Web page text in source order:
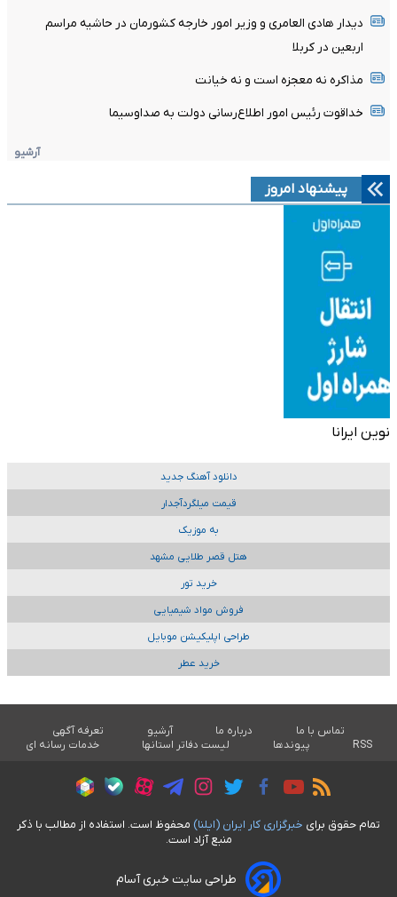
دیدار هادی العامری و وزیر امور خارجه کشورمان در حاشیه مراسم
اربعین در کربلا
مذاکره نه معجزه است و نه خیانت
خداقوت رئیس امور اطلاع‌رسانی دولت به صداوسیما
آرشیو
پیشنهاد امروز
نوین ایرانا
دانلود آهنگ جدید
قیمت میلگردآجدار
به موزیک
هتل قصر طلایی مشهد
خرید تور
فروش مواد شیمیایی
طراحی اپلیکیشن موبایل
خرید عطر
تماس با ما درباره ما آرشیو
تعرفه آگهی
RSS
پیوندها لیست دفاتر استانها خدمات رسانه ای
تمام حقوق برای خبرگزاری کار ايران (ايلنا) محفوظ است. استفاده از مطالب با ذکر
منبع آزاد است.
طراحی سایت خبری آسام